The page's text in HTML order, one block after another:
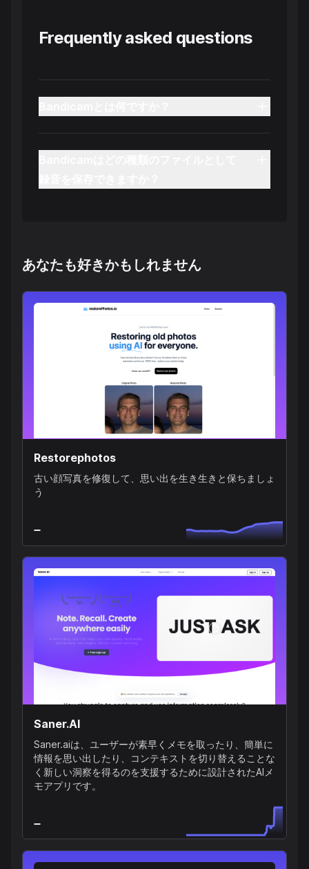
Frequently asked questions
あなたも好きかもしれません
Restorephotos
古い顔写真を修復して、思い出を生き生きと保ちましょ
う
Saner.AI
Saner.aiは、ユーザーが素早くメモを取ったり、簡単に
情報を思い出したり、コンテキストを切り替えることな
く新しい洞察を得るのを支援するために設計されたAIメ
モアプリです。